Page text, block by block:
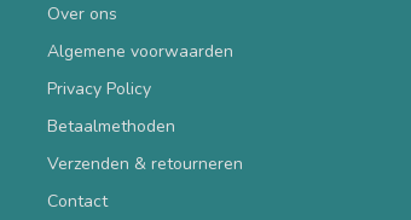
Over ons
Algemene voorwaarden
Privacy Policy
Betaalmethoden
Verzenden & retourneren
Contact